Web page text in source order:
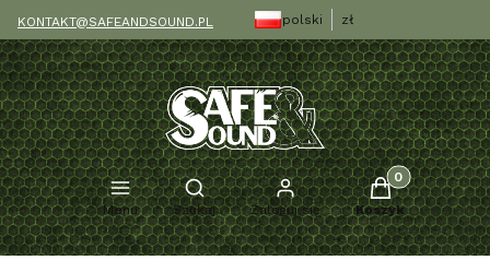
KONTAKT@SAFEANDSOUND.PL polski zł
Menu
Otwórz wyszukiwarkę
Szukaj Zaloguj się
Produkty w
Koszyk